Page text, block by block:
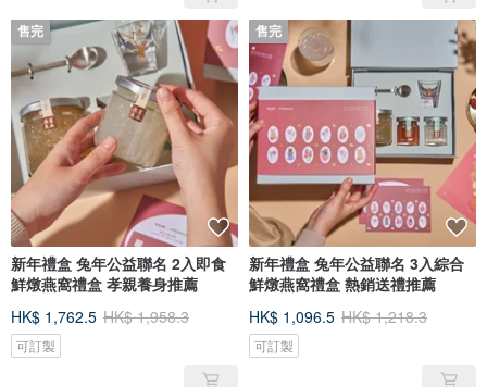
售完
新年禮盒 兔年公益聯名 2入即食
鮮燉燕窩禮盒 孝親養身推薦
HK$ 1,762.5 HK$ 1,958.3
可訂製
售完
新年禮盒 兔年公益聯名 3入綜合
鮮燉燕窩禮盒 熱銷送禮推薦
HK$ 1,096.5 HK$ 1,218.3
可訂製